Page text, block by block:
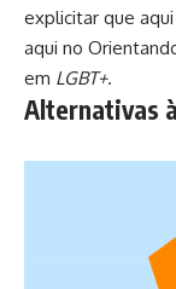
explicitar que
aqui no
em LGBT+.
Alternativas